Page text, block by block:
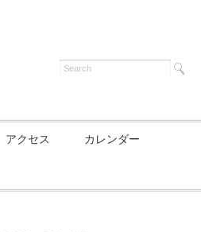
アクセス カレンダー